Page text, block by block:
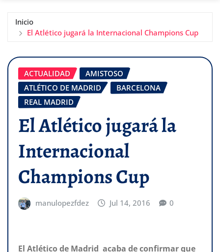
Inicio
El Atlético jugará la Internacional Champions Cup
ACTUALIDAD
AMISTOSO
ATLÉTICO DE MADRID
BARCELONA
REAL MADRID
El Atlético jugará la
Internacional
Champions Cup
manulopezfdez Jul 14, 2016 0
El Atlético de Madrid acaba de confirmar que